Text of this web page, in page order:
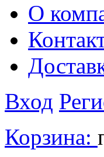
О
Вход
Корзина: